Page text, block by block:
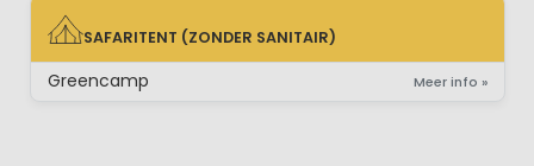
SAFARITENT (ZONDER SANITAIR)
SAFARITENT (ZONDER SANITAIR)
Greencamp Meer info »